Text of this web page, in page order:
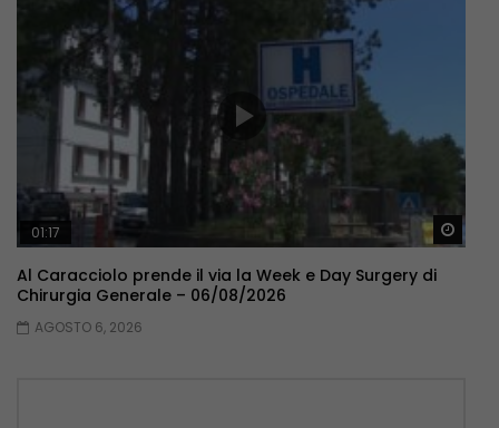
01:17
Al Caracciolo prende il via la Week e Day Surgery di
Chirurgia Generale – 06/08/2026
AGOSTO 6, 2026